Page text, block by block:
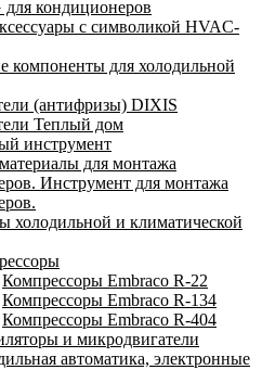
кондиционеров
с символикой HVAC-
компоненты для холодильной
(антифризы) DIXIS
Теплый дом
инструмент
для монтажа
Инструмент для монтажа
холодильной и климатической
Компрессоры Embraco R-22
Компрессоры Embraco R-134
Компрессоры Embraco R-404
и микродвигатели
автоматика, электронные